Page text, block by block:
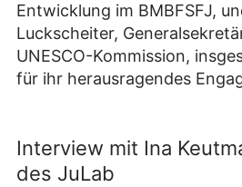
Entwicklung im BMBFSFJ,
Luckscheiter,
UNESCO-Kommission,
für ihr herausragendes
Interview mit Ina
des JuLab